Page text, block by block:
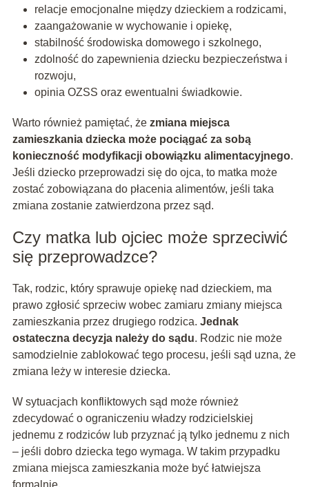
relacje emocjonalne między dzieckiem a rodzicami,
zaangażowanie w wychowanie i opiekę,
stabilność środowiska domowego i szkolnego,
zdolność do zapewnienia dziecku bezpieczeństwa i
rozwoju,
opinia OZSS oraz ewentualni świadkowie.
Warto również pamiętać, że zmiana miejsca
zamieszkania dziecka może pociągać za sobą
konieczność modyfikacji obowiązku alimentacyjnego.
Jeśli dziecko przeprowadzi się do ojca, to matka może
zostać zobowiązana do płacenia alimentów, jeśli taka
zmiana zostanie zatwierdzona przez sąd.
Czy matka lub ojciec może sprzeciwić
się przeprowadzce?
Tak, rodzic, który sprawuje opiekę nad dzieckiem, ma
prawo zgłosić sprzeciw wobec zamiaru zmiany miejsca
zamieszkania przez drugiego rodzica. Jednak
ostateczna decyzja należy do sądu. Rodzic nie może
samodzielnie zablokować tego procesu, jeśli sąd uzna, że
zmiana leży w interesie dziecka.
W sytuacjach konfliktowych sąd może również
zdecydować o ograniczeniu władzy rodzicielskiej
jednemu z rodziców lub przyznać ją tylko jednemu z nich
– jeśli dobro dziecka tego wymaga. W takim przypadku
zmiana miejsca zamieszkania może być łatwiejsza